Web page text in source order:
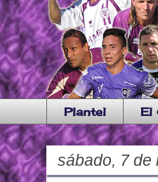
Plantel El
sábado, 7 de